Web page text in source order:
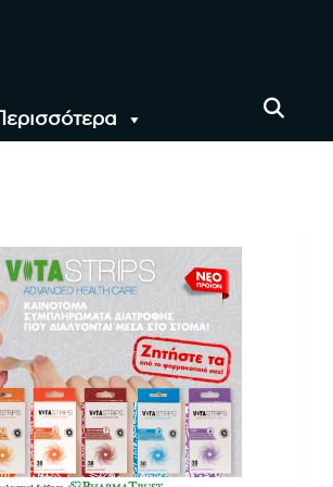
Περισσότερα